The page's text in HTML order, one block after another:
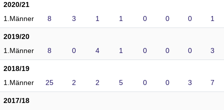
2020/21
1.Männer
8 3 1 1 0 0 0 1
2019/20
1.Männer
8 0 4 1 0 0 0 3
2018/19
1.Männer
25 2 2 5 0 0 3 7
2017/18